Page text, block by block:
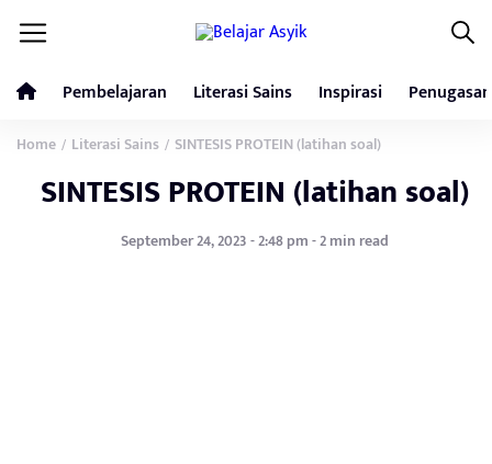
Pembelajaran Literasi Sains Inspirasi Penugasan
Home / Literasi Sains / SINTESIS PROTEIN (latihan soal)
SINTESIS PROTEIN (latihan soal)
September 24, 2023 - 2:48 pm - 2 min read